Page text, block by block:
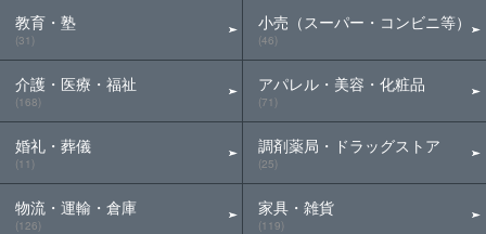
教育・塾
(31)
介護・医療・福祉
(168)
婚礼・葬儀
(11)
物流・運輸・倉庫
(126)
小売（スーパー・コンビニ等）
(46)
アパレル・美容・化粧品
(71)
調剤薬局・ドラッグストア
(25)
家具・雑貨
(119)